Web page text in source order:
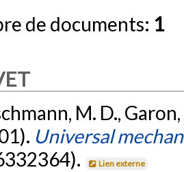
de documents: 1
M. D.,
Universal
Lien externe